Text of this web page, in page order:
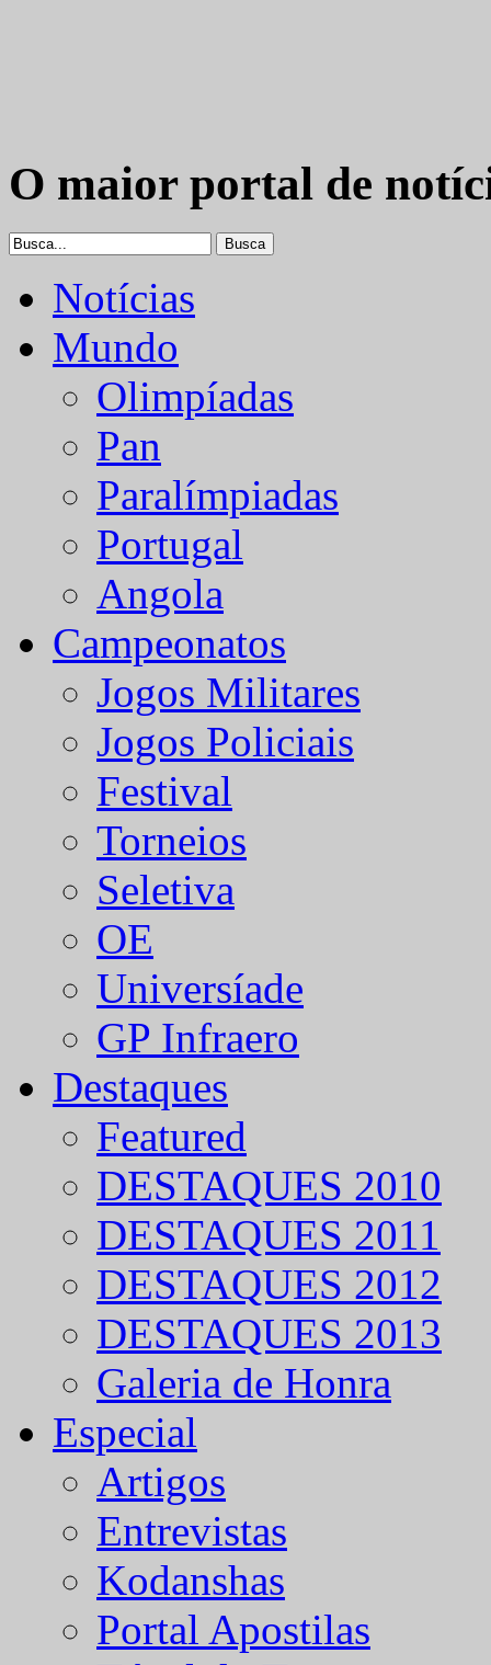
O maior portal de
Notícias
Mundo
Olimpíadas
Pan
Paralímpiadas
Portugal
Angola
Campeonatos
Jogos Militares
Jogos Policiais
Festival
Torneios
Seletiva
OE
Universíade
GP Infraero
Destaques
Featured
DESTAQUES 2010
DESTAQUES 2011
DESTAQUES 2012
DESTAQUES 2013
Galeria de Honra
Especial
Artigos
Entrevistas
Kodanshas
Portal Apostilas